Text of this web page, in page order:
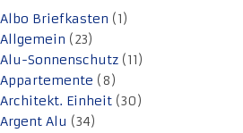
Albo Briefkasten (1)
Allgemein (23)
Alu-Sonnenschutz (11)
Appartemente (8)
Architekt. Einheit (30)
Argent Alu (34)